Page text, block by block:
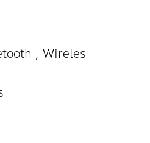
, Wireles